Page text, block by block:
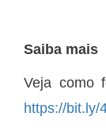
Saiba mais
Veja como
https://bit.ly/